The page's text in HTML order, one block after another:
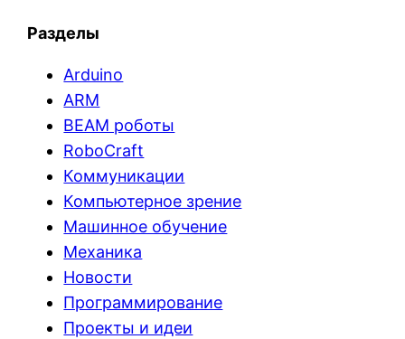
Разделы
Arduino
ARM
BEAM роботы
RoboCraft
Коммуникации
Компьютерное зрение
Машинное обучение
Механика
Новости
Программирование
Проекты и идеи